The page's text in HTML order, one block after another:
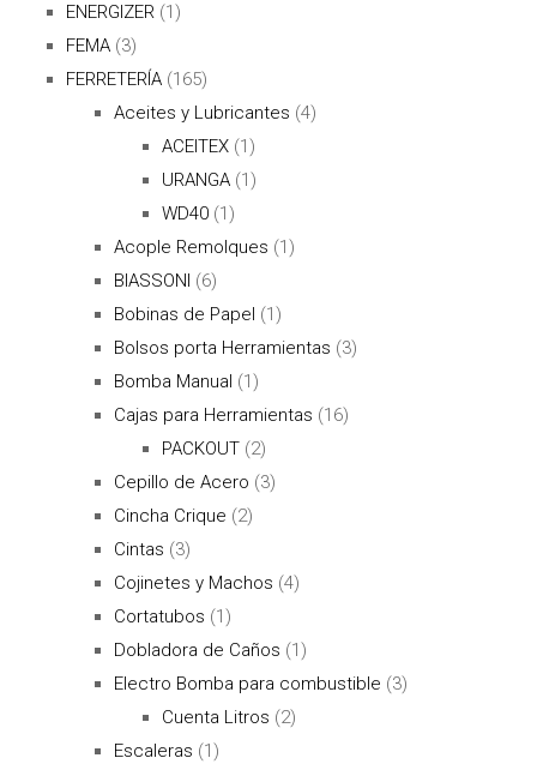
ENERGIZER (1)
FEMA (3)
FERRETERÍA (165)
Aceites y Lubricantes (4)
ACEITEX (1)
URANGA (1)
WD40 (1)
Acople Remolques (1)
BIASSONI (6)
Bobinas de Papel (1)
Bolsos porta Herramientas (3)
Bomba Manual (1)
Cajas para Herramientas (16)
PACKOUT (2)
Cepillo de Acero (3)
Cincha Crique (2)
Cintas (3)
Cojinetes y Machos (4)
Cortatubos (1)
Dobladora de Caños (1)
Electro Bomba para combustible (3)
Cuenta Litros (2)
Escaleras (1)